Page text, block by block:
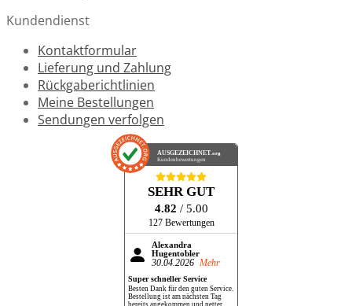
Kundendienst
Kontaktformular
Lieferung und Zahlung
Rückgaberichtlinien
Meine Bestellungen
Sendungen verfolgen
AUSGEZEICHNET.org
Kundenbewertungen
SEHR GUT
4.82 / 5.00
127 Bewertungen
Alexandra
Hugentobler
30.04.2026 Mehr
Super schneller Service
Besten Dank für den guten Service.
Bestellung ist am nächsten Tag
bereits angekommen und netter